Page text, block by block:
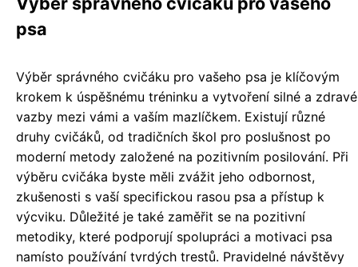
psa
Výběr správného cvičáku pro vašeho psa je klíčovým
krokem k úspěšnému tréninku a vytvoření silné a zdravé
vazby mezi vámi a vaším mazlíčkem. Existují různé
druhy cvičáků, od tradičních škol pro poslušnost po
moderní metody založené na pozitivním posilování. Při
výběru cvičáka byste měli zvážit jeho odbornost,
zkušenosti s vaší specifickou rasou psa a přístup k
výcviku. Důležité je také zaměřit se na pozitivní
metodiky, které podporují spolupráci a motivaci psa
namísto používání tvrdých trestů. Pravidelné návštěvy